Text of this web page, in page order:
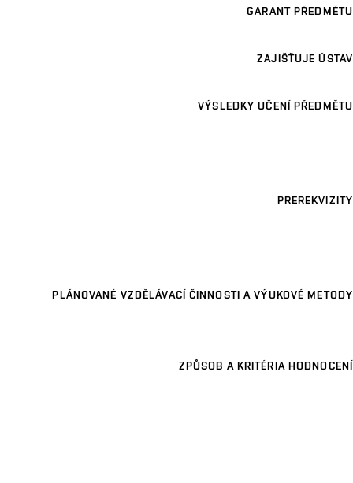
GARANT PŘEDMĚTU
ZAJIŠŤUJE ÚSTAV
VÝSLEDKY UČENÍ PŘEDMĚTU
PREREKVIZITY
PLÁNOVANÉ VZDĚLÁVACÍ ČINNOSTI A VÝUKOVÉ METODY
ZPŮSOB A KRITÉRIA HODNOCENÍ